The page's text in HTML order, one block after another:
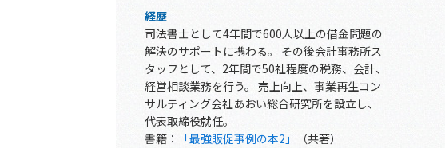
経歴
司法書士として4年間で600人以上の借金問題の
解決のサポートに携わる。 その後会計事務所ス
タッフとして、2年間で50社程度の税務、会計、
経営相談業務を行う。 売上向上、事業再生コン
サルティング会社あおい総合研究所を設立し、
代表取締役就任。
書籍：
「最強販促事例の本2」 （共著）